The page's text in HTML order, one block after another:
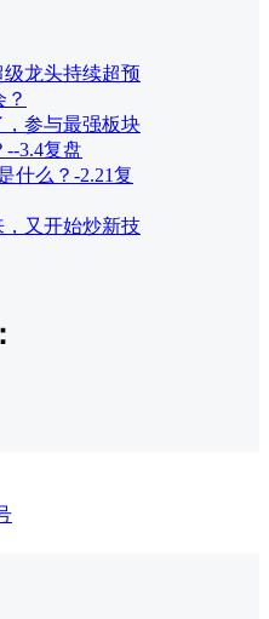
龙头持续超预
参与最强板块
3.4复盘
什么？-2.21复
又开始炒新技